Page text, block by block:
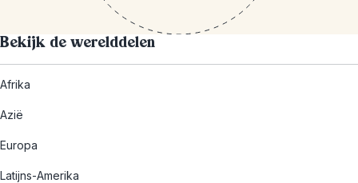
Bekijk de werelddelen
Afrika
Azië
Europa
Latijns-Amerika